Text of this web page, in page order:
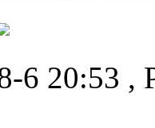
6 20:53 ,